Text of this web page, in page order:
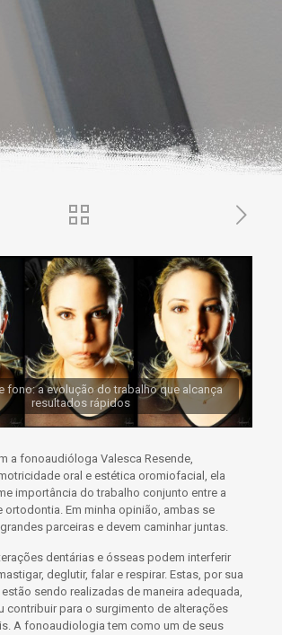
fono: a evolução do trabalho que alcança
resultados rápidos
a fonoaudióloga Valesca Resende,
oral e estética oromiofacial , ela
importância do trabalho conjunto entre a
Em minha opinião, ambas se
parceiras e devem caminhar juntas.
dentáriase ósseas podem interferir
deglutir, falar e respirar. Estas, por sua
sendo realizadas de maneira adequada,
contribuir para o surgimento de alterações
A fonoaudiologia tem como um de seus